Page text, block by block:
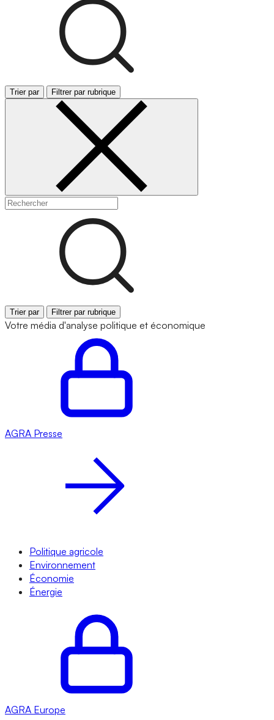
Trier par Filtrer par rubrique
Trier par Filtrer par rubrique
Votre média d'analyse politique et économique
AGRA Presse
Politique agricole
Environnement
Économie
Énergie
AGRA Europe